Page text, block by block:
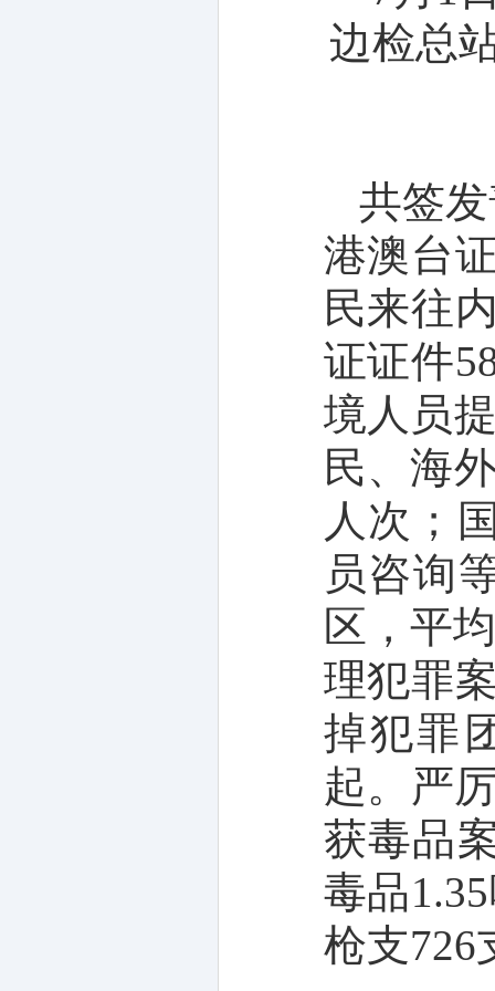
边检总
共签
港澳台
民来往
证证件
境人员
民、海
人次；
员咨询
区，平
理犯罪
掉犯罪
起。严
获毒品
毒品1.35
枪支726